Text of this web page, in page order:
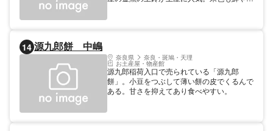
14 源九郎餅 中嶋
奈良県 奈良・斑鳩・天理
お土産屋・物産館
源九郎稲荷入口で売られている「源九郎
餅」。小豆をつぶして薄い餅の皮でくるんで
ある。甘さを抑えてあり食べやすい。